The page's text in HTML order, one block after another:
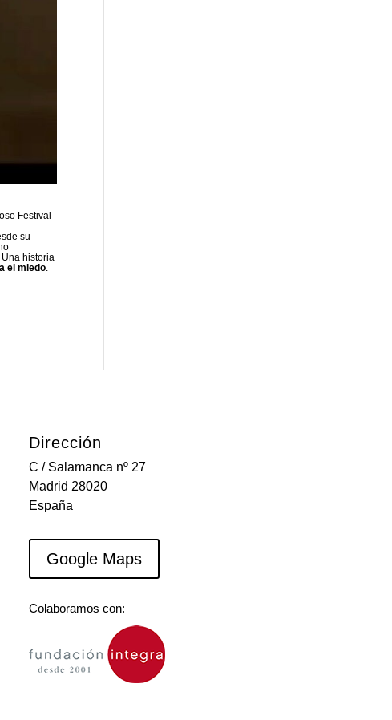
Festival
su
historia
el miedo.
Dirección
C / Salamanca nº 27
Madrid 28020
España
Google Maps
Colaboramos con: